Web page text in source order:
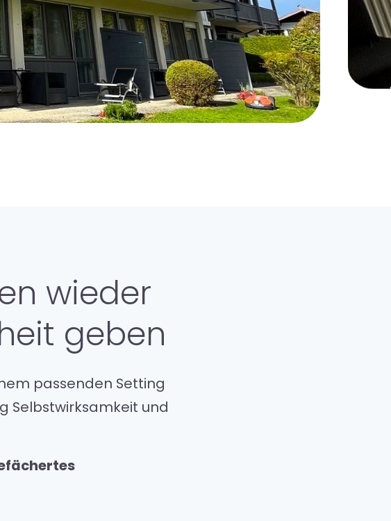
wieder
geben
passenden Setting
Selbstwirksamkeit und